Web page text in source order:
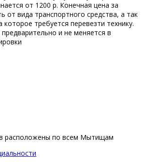
от 1200 р. Конечная цена за
от вида транспортного средства, а так
требуется перевезти технику.
и не меняется в
расположены по всем Мытищам